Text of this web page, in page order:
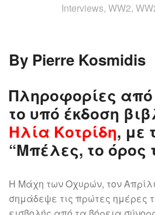
AIRCRAFT,
BATTLEFIELD
INTERVIEWS
AND
FIRST-
HAND
ACCOUNTS
ENJOY!
Interviews, WW2,
By Pierre Kosmidis
Πληροφορίες από
το υπό έκδοση
Ηλία Κοτρίδη, με
“Μπέλες, το όρος
Η Μάχη των Οχυρών, τον
σημάδεψε τις πρώτες ημέρες